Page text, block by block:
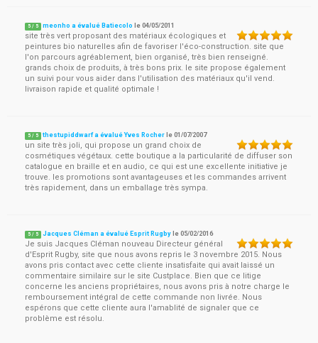
5 / 5 meonho a évalué Batiecolo le04/05/2011
site très vert proposant des matériaux écologiques et
peintures bio naturelles afin de favoriser l'éco-construction. site que
l'on parcours agréablement, bien organisé, très bien renseigné.
grands choix de produits, à très bons prix. le site propose également
un suivi pour vous aider dans l'utilisation des matériaux qu'il vend.
livraison rapide et qualité optimale !
5 / 5 thestupiddwarf a évalué Yves Rocher le01/07/2007
un site très joli, qui propose un grand choix de
cosmétiques végétaux. cette boutique a la particularité de diffuser son
catalogue en braille et en audio, ce qui est une excellente initiative je
trouve. les promotions sont avantageuses et les commandes arrivent
très rapidement, dans un emballage très sympa.
5 / 5 Jacques Cléman a évalué Esprit Rugby le05/02/2016
Je suis Jacques Cléman nouveau Directeur général
d'Esprit Rugby, site que nous avons repris le 3 novembre 2015. Nous
avons pris contact avec cette cliente insatisfaite qui avait laissé un
commentaire similaire sur le site Custplace. Bien que ce litige
concerne les anciens propriétaires, nous avons pris à notre charge le
remboursement intégral de cette commande non livrée. Nous
espérons que cette cliente aura l'amablité de signaler que ce
problème est résolu.